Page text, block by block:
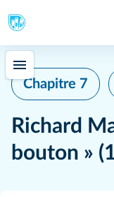
Chapitre 7
Richard
bouton »